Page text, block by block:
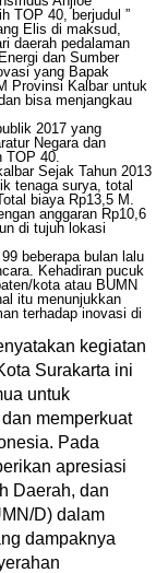
TOP 40, berjudul ”
Elis di maksud,
daerah pedalaman
dan Sumber
yang Bapak
Provinsi Kalbar untuk
bisa menjangkau
2017 yang
Negara dan
TOP 40.
Sejak Tahun 2013
tenaga surya, total
biaya Rp13,5 M.
anggaran Rp10,6
di tujuh lokasi
beberapa bulan lalu
Kehadiran pucuk
kota atau BUMN
itu menunjukkan
terhadap inovasi di
kegiatan
Surakarta ini
untuk
memperkuat
Pada
apresiasi
Daerah, dan
D) dalam
dampaknya